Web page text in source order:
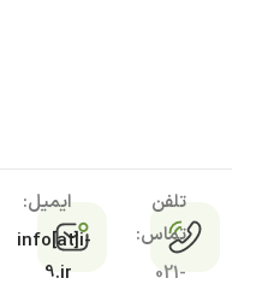
تلفن
تماس:
021-
ایمیل:
info[at]i-
9.ir